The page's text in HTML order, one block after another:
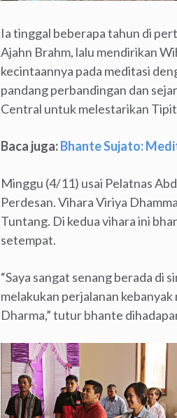
Ia tinggal beberapa tahun di
Ajahn Brahm, lalu mendirikan
kecintaannya pada meditasi
pandang perbandingan dan
Central untuk melestarikan
Baca juga:Bhante Sujato:
Minggu (4/11) usai Pelatnas
Perdesan. Vihara Viriya
Tuntang. Di kedua vihara ini
setempat.
“Saya sangat senang berada di
melakukan perjalanan
Dharma,” tutur bhante